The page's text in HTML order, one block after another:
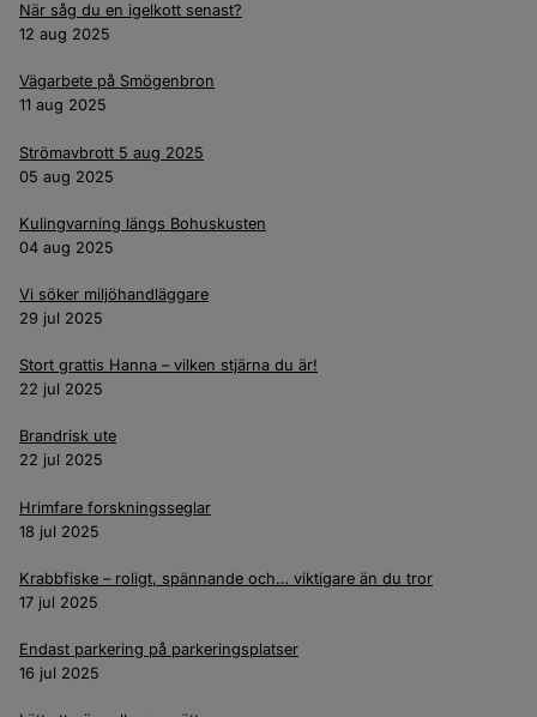
När såg du en igelkott senast?
12 aug 2025
Vägarbete på Smögenbron
11 aug 2025
Strömavbrott 5 aug 2025
05 aug 2025
Kulingvarning längs Bohuskusten
04 aug 2025
Vi söker miljöhandläggare
29 jul 2025
Stort grattis Hanna – vilken stjärna du är!
22 jul 2025
Brandrisk ute
22 jul 2025
Hrimfare forskningsseglar
18 jul 2025
Krabbfiske – roligt, spännande och… viktigare än du tror
17 jul 2025
Endast parkering på parkeringsplatser
16 jul 2025